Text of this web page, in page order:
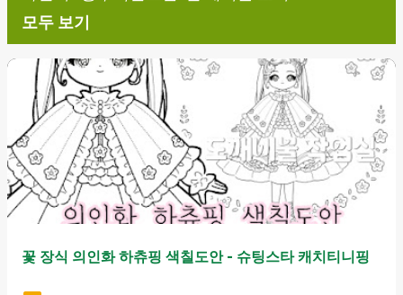
모두 보기
꽃 장식 의인화 하츄핑 색칠도안 - 슈팅스타 캐치티니핑